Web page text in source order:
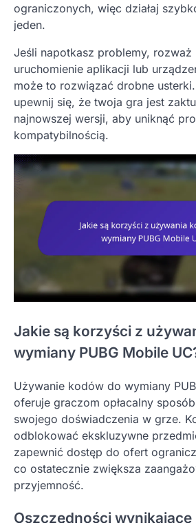
ograniczonych, więc działaj
jeden.
Jeśli napotkasz problemy, rozważ
uruchomienie aplikacji lub
może to rozwiązać drobne
upewnij się, że twoja gra jest
najnowszej wersji, aby uniknąć
kompatybilnością.
Jakie są korzyści z
wymiany PUBG Mobile
Używanie kodów do wymiany
oferuje graczom opłacalny
swojego doświadczenia w grze.
odblokować ekskluzywne
zapewnić dostęp do ofert
co ostatecznie zwiększa
przyjemność.
Oszczędności